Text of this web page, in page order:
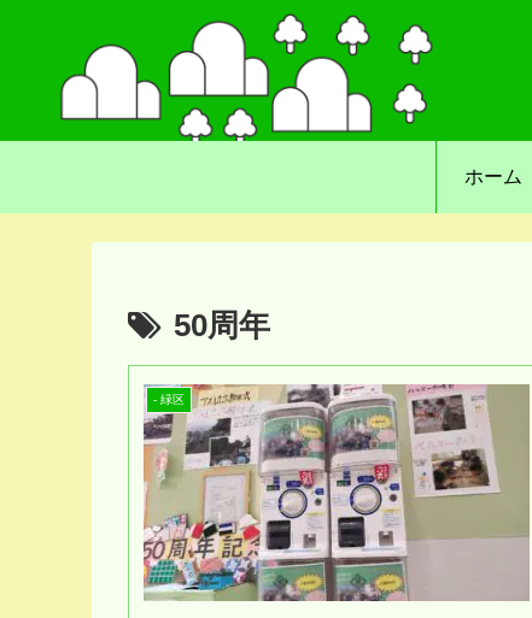
ホーム
50周年
- 緑区